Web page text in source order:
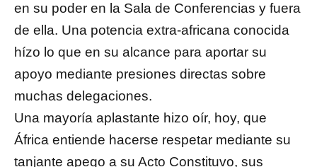
en su poder en la Sala de Conferencias y fuera
de ella. Una potencia extra-africana conocida
hízo lo que en su alcance para aportar su
apoyo mediante presiones directas sobre
muchas delegaciones.
Una mayoría aplastante hizo oír, hoy, que
África entiende hacerse respetar mediante su
tanjante apego a su Acto Constituvo, sus